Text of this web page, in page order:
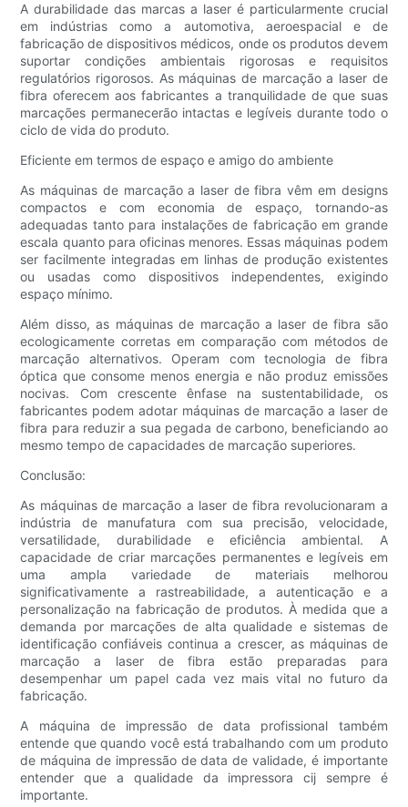
A durabilidade das marcas a laser é particularmente crucial
em indústrias como a automotiva, aeroespacial e de
fabricação de dispositivos médicos, onde os produtos devem
suportar condições ambientais rigorosas e requisitos
regulatórios rigorosos. As máquinas de marcação a laser de
fibra oferecem aos fabricantes a tranquilidade de que suas
marcações permanecerão intactas e legíveis durante todo o
ciclo de vida do produto.
Eficiente em termos de espaço e amigo do ambiente
As máquinas de marcação a laser de fibra vêm em designs
compactos e com economia de espaço, tornando-as
adequadas tanto para instalações de fabricação em grande
escala quanto para oficinas menores. Essas máquinas podem
ser facilmente integradas em linhas de produção existentes
ou usadas como dispositivos independentes, exigindo
espaço mínimo.
Além disso, as máquinas de marcação a laser de fibra são
ecologicamente corretas em comparação com métodos de
marcação alternativos. Operam com tecnologia de fibra
óptica que consome menos energia e não produz emissões
nocivas. Com crescente ênfase na sustentabilidade, os
fabricantes podem adotar máquinas de marcação a laser de
fibra para reduzir a sua pegada de carbono, beneficiando ao
mesmo tempo de capacidades de marcação superiores.
Conclusão:
As máquinas de marcação a laser de fibra revolucionaram a
indústria de manufatura com sua precisão, velocidade,
versatilidade, durabilidade e eficiência ambiental. A
capacidade de criar marcações permanentes e legíveis em
uma ampla variedade de materiais melhorou
significativamente a rastreabilidade, a autenticação e a
personalização na fabricação de produtos. À medida que a
demanda por marcações de alta qualidade e sistemas de
identificação confiáveis ​​continua a crescer, as máquinas de
marcação a laser de fibra estão preparadas para
desempenhar um papel cada vez mais vital no futuro da
fabricação.
A máquina de impressão de data profissional também
entende que quando você está trabalhando com um produto
de máquina de impressão de data de validade, é importante
entender que a qualidade da impressora cij sempre é
importante.